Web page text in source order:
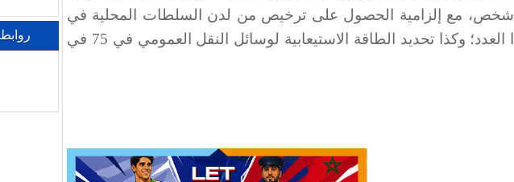
لأقل من 100 شخص، مع إلزامية الحصول على ترخيص من لدن السلطات المحلية في
حالة تجاوز هذا العدد؛ وكذا تحديد الطاقة الاستيعابية لوسائل النقل العمومي في 75 في